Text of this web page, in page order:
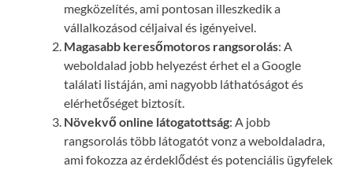
megközelítés, ami pontosan illeszkedik a
vállalkozásod céljaival és igényeivel.
Magasabb keresőmotoros rangsorolás: A
weboldalad jobb helyezést érhet el a Google
találati listáján, ami nagyobb láthatóságot és
elérhetőséget biztosít.
Növekvő online látogatottság: A jobb
rangsorolás több látogatót vonz a weboldaladra,
ami fokozza az érdeklődést és potenciális ügyfelek